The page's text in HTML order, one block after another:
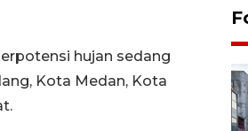
hujan sedang
Kota Medan, Kota